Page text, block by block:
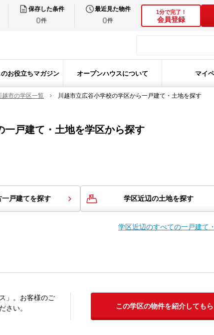
保存した条件
0件
最近見た物件
0件
1分で完了！
会員登録
お役立ちマガジン オープンハウスについて マイ
越市の学区一覧 川越市立広谷小学校の学区から一戸建て・土地を探す
一戸建て・土地を学区から探す
戸建てを探す 学区近辺の土地を探す
学区近辺のすべての一戸建て
」。お客様のご
さい。
この学区の物件を紹介してもら